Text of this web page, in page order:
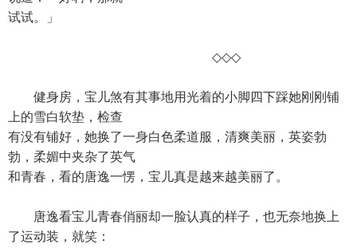
试试。」
◇◇◇
健身房，宝儿煞有其事地用光着的小脚四下踩她刚刚铺
上的雪白软垫，检查
有没有铺好，她换了一身白色柔道服，清爽美丽，英姿勃
勃，柔媚中夹杂了英气
和青春，看的唐逸一愣，宝儿真是越来越美丽了。
唐逸看宝儿青春俏丽却一脸认真的样子，也无奈地换上
了运动装，就笑：